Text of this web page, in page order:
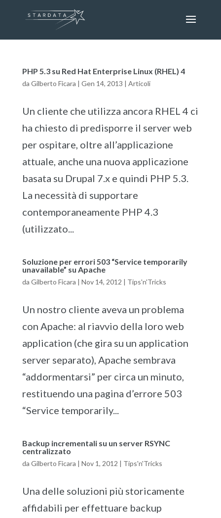
PHP 5.3 su Red Hat Enterprise Linux (RHEL) 4
da Gilberto Ficara | Gen 14, 2013 | Articoli
Un cliente che utilizza ancora RHEL 4 ci
ha chiesto di predisporre il server web
per ospitare, oltre all’applicazione
attuale, anche una nuova applicazione
basata su Drupal 7.x e quindi PHP 5.3.
La necessità di supportare
contemporaneamente PHP 4.3
(utilizzato...
Soluzione per errori 503 “Service temporarily
unavailable” su Apache
da Gilberto Ficara | Nov 14, 2012 | Tips'n'Tricks
Un nostro cliente aveva un problema
con Apache: al riavvio della loro web
application (che gira su un application
server separato), Apache sembrava
“addormentarsi” per circa un minuto,
restituendo una pagina d’errore 503
“Service temporarily...
Backup incrementali su un server RSYNC
centralizzato
da Gilberto Ficara | Nov 1, 2012 | Tips'n'Tricks
Una delle soluzioni più storicamente
affidabili per effettuare backup